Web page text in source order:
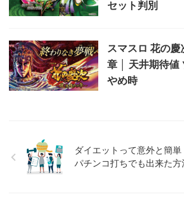
セット判別
スマスロ 花の
章 │ 天井期待値
やめ時
ダイエットって意外と簡単
パチンコ打ちでも出来た方